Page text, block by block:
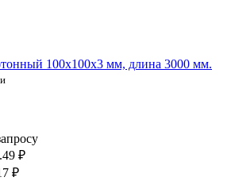
100х100х3 мм, длина 3000 мм.
₽
₽